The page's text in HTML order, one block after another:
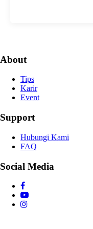
About
Tips
Karir
Event
Support
Hubungi Kami
FAQ
Social Media